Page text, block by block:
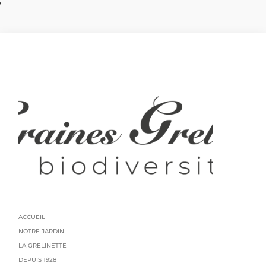
ACCUEIL
NOTRE JARDIN
LA GRELINETTE
DEPUIS 1928